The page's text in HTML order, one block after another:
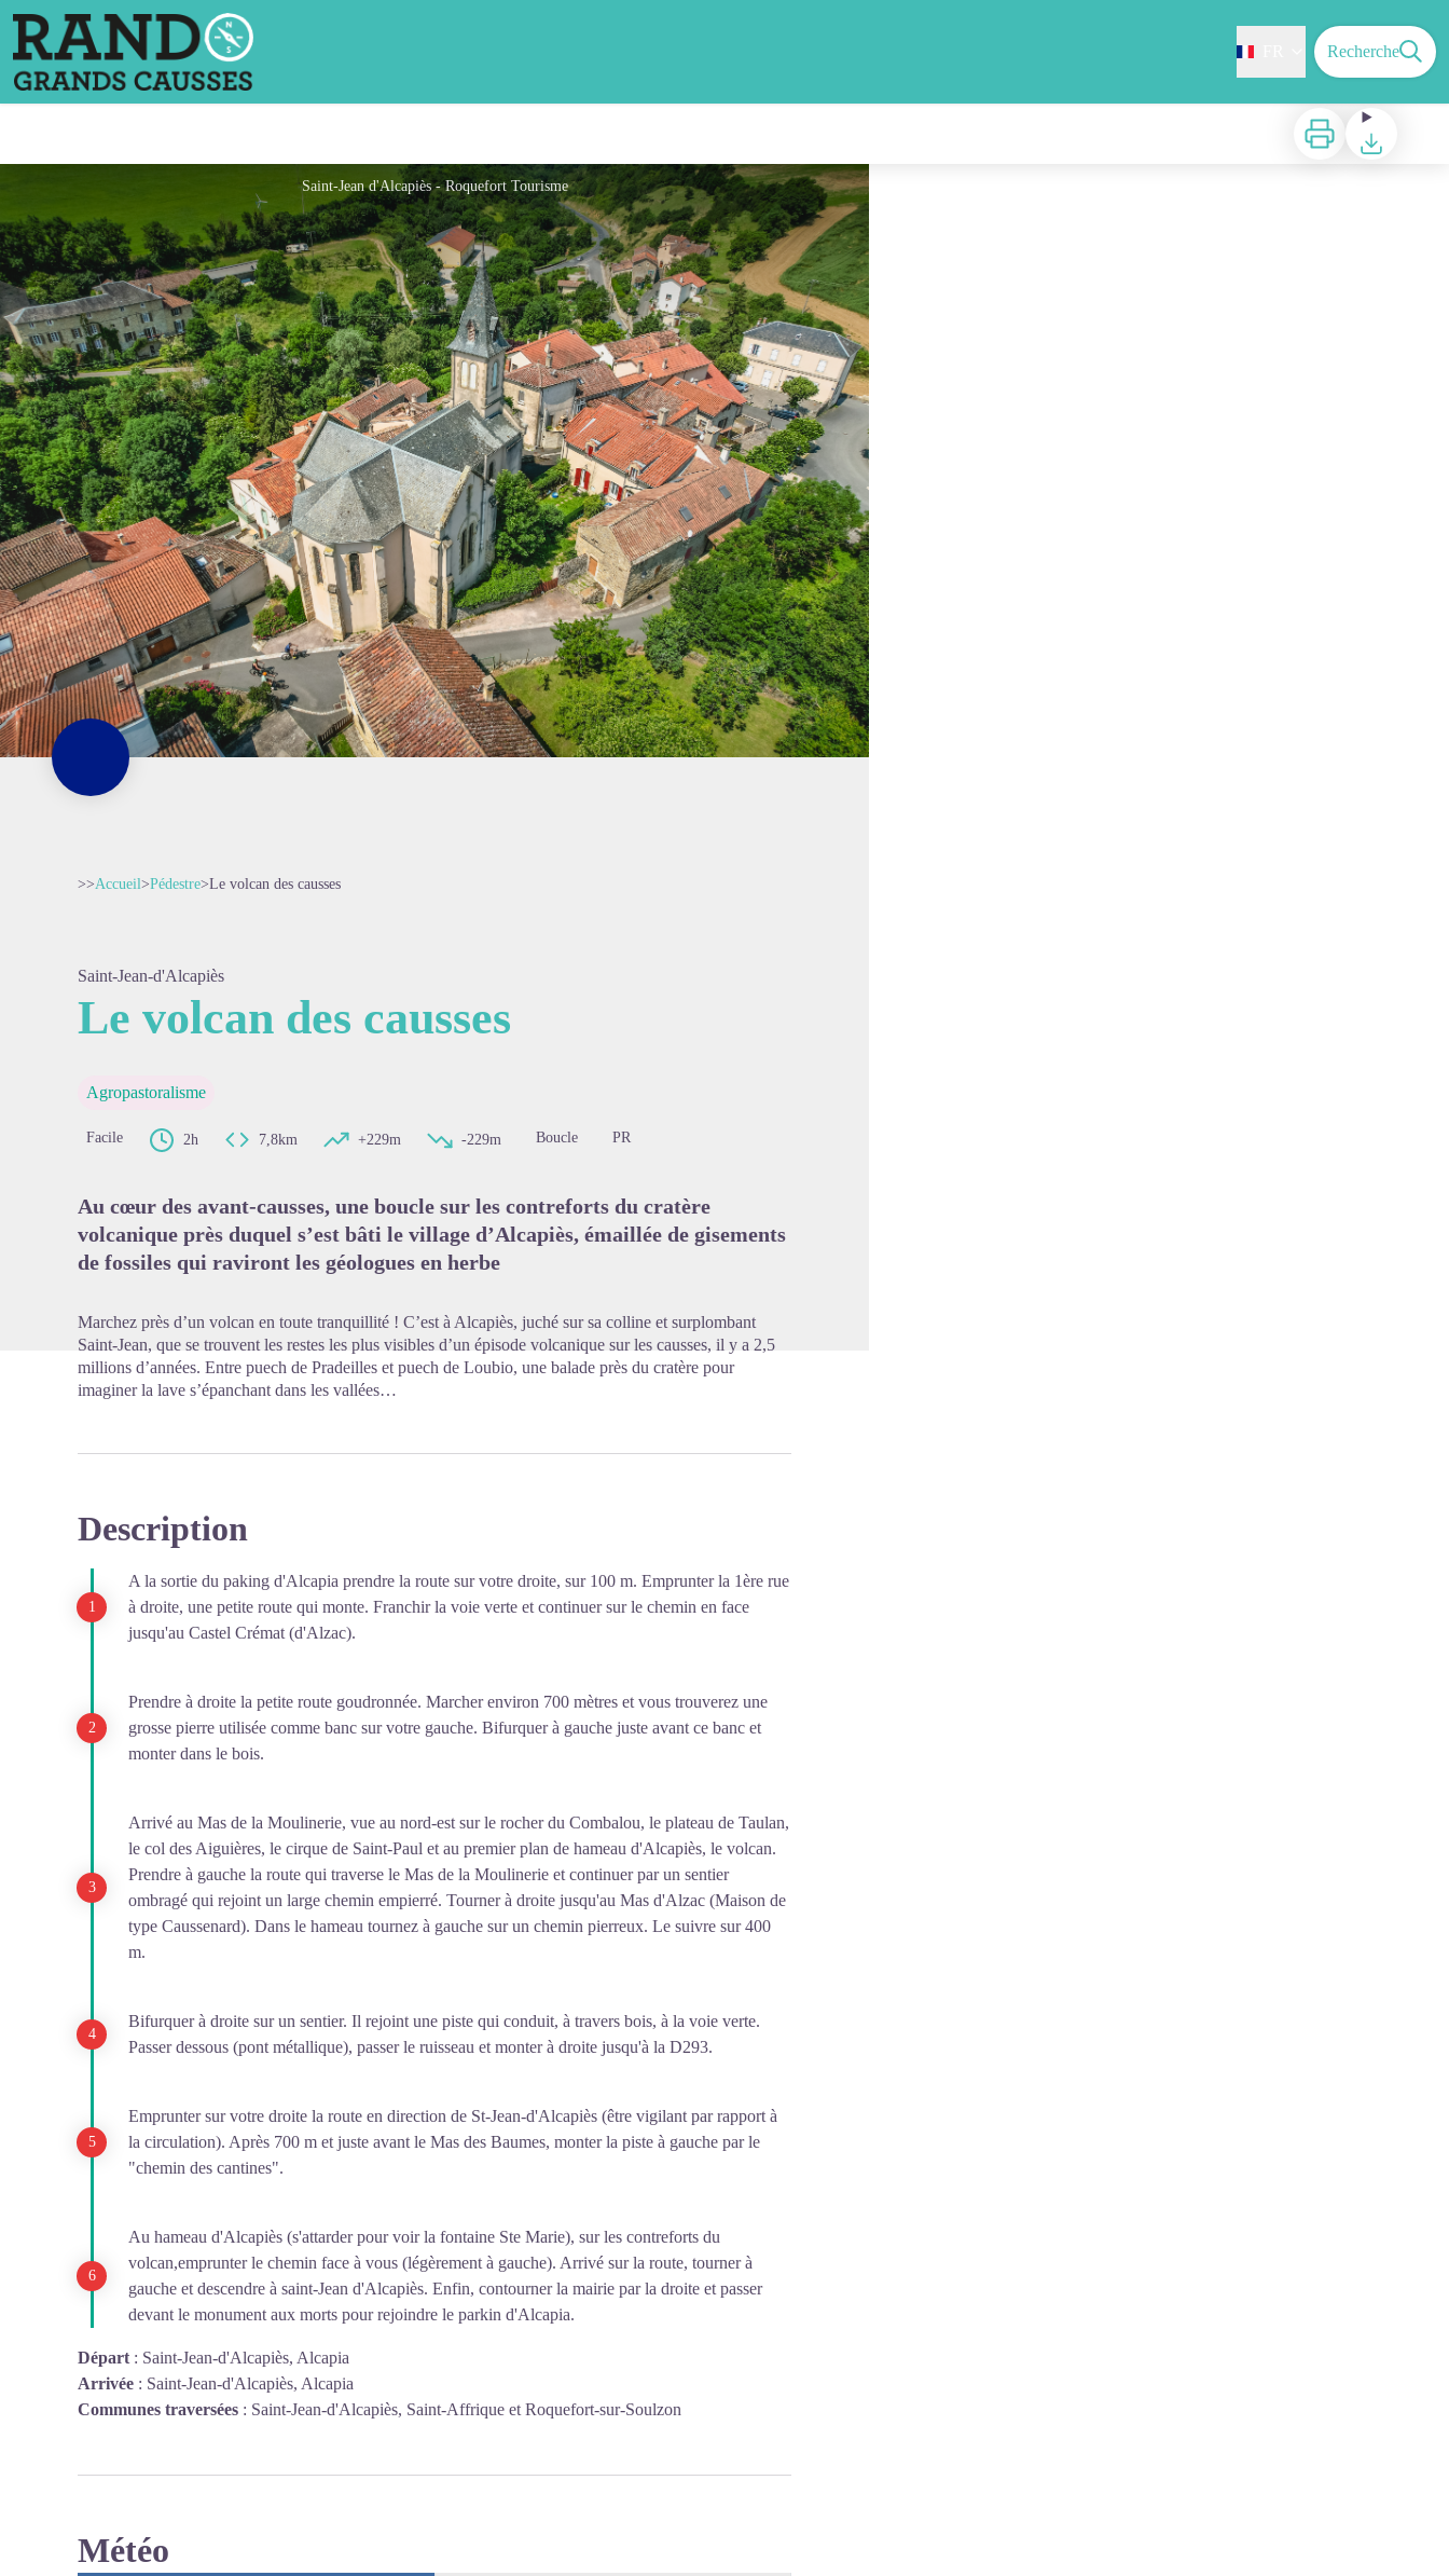
Recherche
Imprimer Télécharger
Saint-Jean d'Alcapiès - Roquefort Tourisme
>>Accueil>Pédestre>Le volcan des causses
Saint-Jean-d'Alcapiès
Le volcan des causses
Agropastoralisme
Facile 2h 7,8km +229m -229m Boucle PR
Au cœur des avant-causses, une boucle sur les contreforts du cratère
volcanique près duquel s’est bâti le village d’Alcapiès, émaillée de gisements
de fossiles qui raviront les géologues en herbe
Marchez près d’un volcan en toute tranquillité ! C’est à Alcapiès, juché sur sa colline et surplombant
Saint-Jean, que se trouvent les restes les plus visibles d’un épisode volcanique sur les causses, il y a 2,5
millions d’années. Entre puech de Pradeilles et puech de Loubio, une balade près du cratère pour
imaginer la lave s’épanchant dans les vallées…
Description
A la sortie du paking d'Alcapia prendre la route sur votre droite, sur 100 m. Emprunter la 1ère rue
à droite, une petite route qui monte. Franchir la voie verte et continuer sur le chemin en face
jusqu'au Castel Crémat (d'Alzac).
Prendre à droite la petite route goudronnée. Marcher environ 700 mètres et vous trouverez une
grosse pierre utilisée comme banc sur votre gauche. Bifurquer à gauche juste avant ce banc et
monter dans le bois.
Arrivé au Mas de la Moulinerie, vue au nord-est sur le rocher du Combalou, le plateau de Taulan,
le col des Aiguières, le cirque de Saint-Paul et au premier plan de hameau d'Alcapiès, le volcan.
Prendre à gauche la route qui traverse le Mas de la Moulinerie et continuer par un sentier
ombragé qui rejoint un large chemin empierré. Tourner à droite jusqu'au Mas d'Alzac (Maison de
type Caussenard). Dans le hameau tournez à gauche sur un chemin pierreux. Le suivre sur 400
m.
Bifurquer à droite sur un sentier. Il rejoint une piste qui conduit, à travers bois, à la voie verte.
Passer dessous (pont métallique), passer le ruisseau et monter à droite jusqu'à la D293.
Emprunter sur votre droite la route en direction de St-Jean-d'Alcapiès (être vigilant par rapport à
la circulation). Après 700 m et juste avant le Mas des Baumes, monter la piste à gauche par le
"chemin des cantines".
Au hameau d'Alcapiès (s'attarder pour voir la fontaine Ste Marie), sur les contreforts du
volcan,emprunter le chemin face à vous (légèrement à gauche). Arrivé sur la route, tourner à
gauche et descendre à saint-Jean d'Alcapiès. Enfin, contourner la mairie par la droite et passer
devant le monument aux morts pour rejoindre le parkin d'Alcapia.
Départ : Saint-Jean-d'Alcapiès, Alcapia
Arrivée : Saint-Jean-d'Alcapiès, Alcapia
Communes traversées : Saint-Jean-d'Alcapiès, Saint-Affrique et Roquefort-sur-Soulzon
Météo